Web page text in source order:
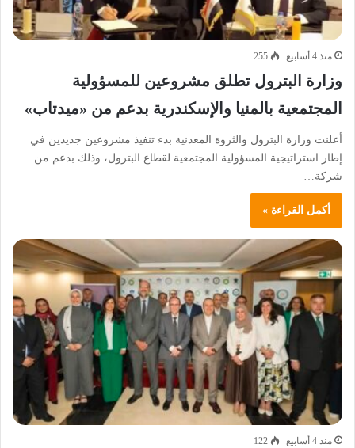
منذ 4 أسابيع 255
وزارة البترول تطلق مشروعين للمسؤولية
المجتمعية بالمنيا والإسكندرية بدعم من «ميدتاب»
أعلنت وزارة البترول والثروة المعدنية بدء تنفيذ مشروعين جديدين في
إطار استراتيجية المسؤولية المجتمعية لقطاع البترول، وذلك بدعم من
شركة…
أكمل القراءة »
منذ 4 أسابيع 122